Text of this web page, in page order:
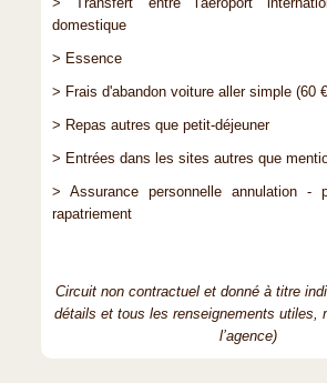
> Transfert entre l'aéroport
domestique
> Essence
> Frais d'abandon voiture aller simple (60
> Repas autres que petit-déjeuner
> Entrées dans les sites autres que
> Assurance personnelle annulation -
rapatriement
Circuit non contractuel et donné à titre
détails et tous les renseignements utiles,
l’agence)